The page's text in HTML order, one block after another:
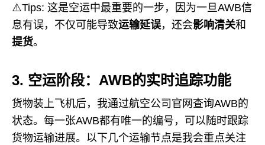
⚠️Tips: 这是空运中最重要的一步，因为一旦AWB信
息有误，不仅可能导致运输延误，还会影响清关和
提货。
3. 空运阶段：AWB的实时追踪功能
货物装上飞机后，我通过航空公司官网查询AWB的
状态。每一张AWB都有唯一的编号，可以随时跟踪
货物运输进展。以下几个运输节点是我会重点关注